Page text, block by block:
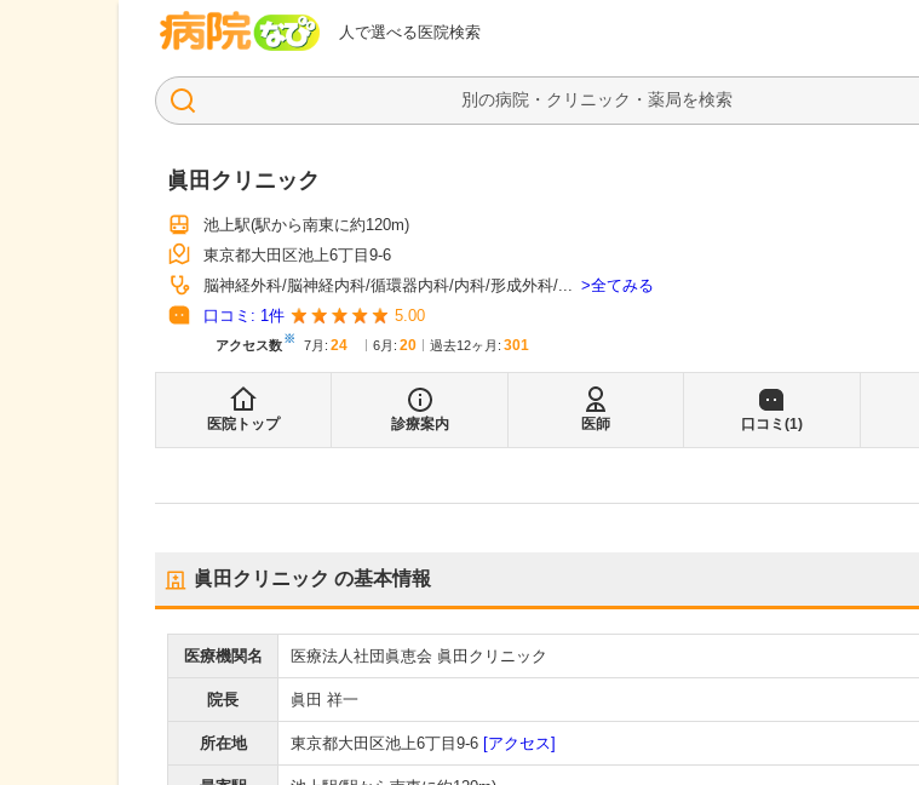
人で選べる医院検索
病院なび
検索
眞田クリニック
池上駅(駅から南東に約120m)
東京都大田区池上6丁目9-6
脳神経外科 脳神経内科 循環器内科 内科 形成外科 ...
全てみる
口コミ: 1件 5.00
アクセス数※ 7月 : 24 6月 : 20 過去12ヶ月: 301
医院トップ 診療案内 医師 口コミ(1)
眞田クリニック の基本情報
医療機関名 医療法人社団眞恵会 眞田クリニック
院長 眞田 祥一
所在地 東京都大田区池上6丁目9-6 [アクセス]